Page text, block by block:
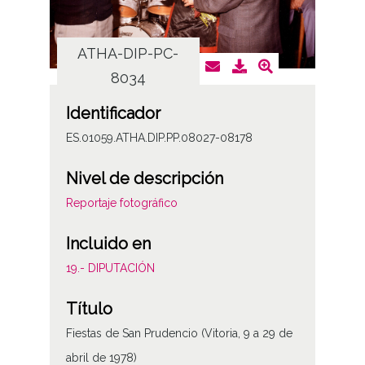
ATHA-DIP-PC-
8034
Identificador
ES.01059.ATHA.DIP.PP.08027-08178
Nivel de descripción
Reportaje fotográfico
Incluido en
19.- DIPUTACIÓN
Título
Fiestas de San Prudencio (Vitoria, 9 a 29 de
abril de 1978)